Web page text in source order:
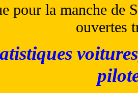
pour la manche de
ouvertes